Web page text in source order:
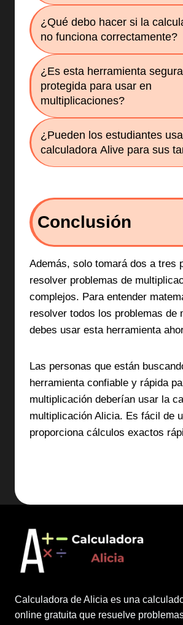
¿Qué debo hacer si la
no funciona correctamente?
¿Es esta herramienta
protegida para usar en
multiplicaciones?
¿Pueden los estudiantes
calculadora Alive para sus
Conclusión
Además, solo tomará dos a tres
resolver problemas de
complejos. Para entender
resolver todos los problemas de
debes usar esta herramienta
Las personas que están
herramienta confiable y rápida
multiplicación deberían usar la
multiplicación Alicia. Es fácil de
proporciona cálculos exactos
Calculadora de Alicia es una
online gratuita que resuelve